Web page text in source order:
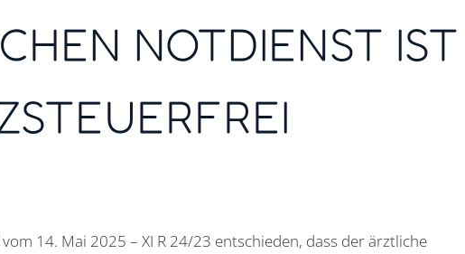
NOTDIENST IST
14. Mai 2025 – XI R 24/23 entschieden, dass der ärztliche